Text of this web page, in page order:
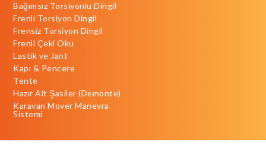
Bağımsız Torsiyonlu Dingil
Frenli Torsiyon Dingil
Frensiz Torsiyon Dingil
Frenli Çeki Oku
Lastik ve Jant
Kapı & Pencere
Tente
Hazır Alt Şasiler (Demonte)
Karavan Mover Manevra
Sistemi